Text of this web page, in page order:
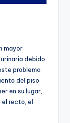
mayor
debido
problema
del piso
en su lugar,
recto, el